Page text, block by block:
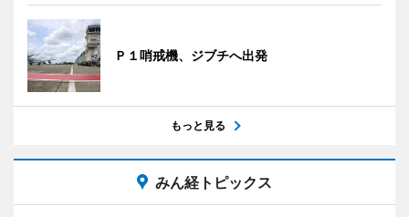
Ｐ１哨戒機、ジブチへ出発
もっと見る
みん経トピックス